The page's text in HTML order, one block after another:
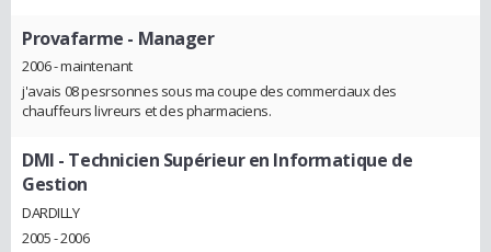
Provafarme - Manager
2006 - maintenant
j'avais 08 pesrsonnes sous ma coupe des commerciaux des
chauffeurs livreurs et des pharmaciens.
DMI - Technicien Supérieur en Informatique de
Gestion
DARDILLY
2005 - 2006